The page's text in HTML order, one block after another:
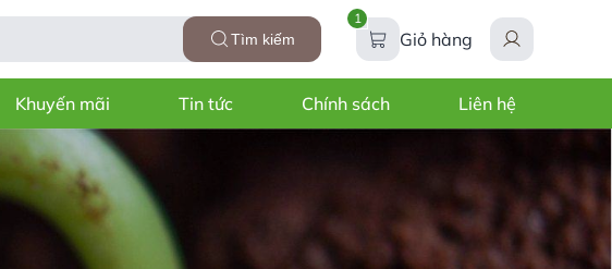
Tìm kiếm
1
Giỏ hàng
Khuyến mãi Tin tức Chính sách Liên hệ